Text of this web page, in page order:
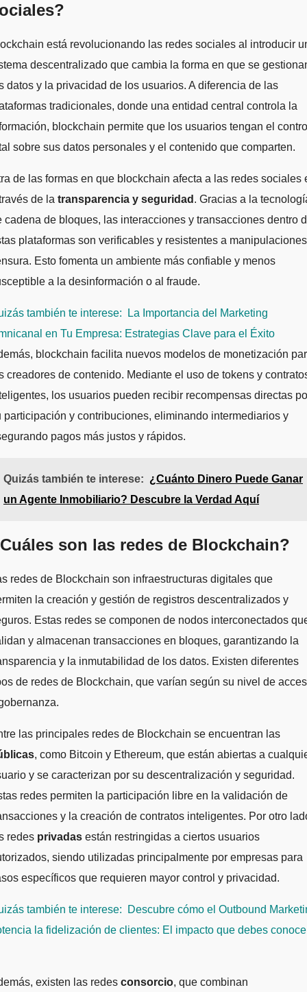
está revolucionando las redes sociales al introducir
descentralizado que cambia la forma en que se
datos y la privacidad de los usuarios. A diferencia de las
tradicionales, donde una entidad central controla la
blockchain permite que los usuarios tengan el
sobre sus datos personales y el contenido que comparten.
de las formas en que blockchain afecta a las redes sociales
de la transparencia y seguridad . Gracias a la
cadena de bloques, las interacciones y transacciones dentro
plataformas son verificables y resistentes a
Esto fomenta un ambiente más confiable y menos
a la desinformación o al fraude.
también te interese:
La Importancia del Marketing
en Tu Empresa: Estrategias Clave para el Éxito
blockchain facilita nuevos modelos de monetización
creadores de contenido. Mediante el uso de tokens y
los usuarios pueden recibir recompensas directas
participación y contribuciones, eliminando intermediarios y
pagos más justos y rápidos.
Quizás también te interese: ¿Cuánto Dinero Puede Ganar
un Agente Inmobiliario? Descubre la Verdad Aquí
son las redes de Blockchain?
redes de Blockchain son infraestructuras digitales que
la creación y gestión de registros descentralizados y
Estas redes se componen de nodos interconectados
y almacenan transacciones en bloques, garantizando la
y la inmutabilidad de los datos. Existen diferentes
de redes de Blockchain, que varían según su nivel de
las principales redes de Blockchain se encuentran las
, como Bitcoin y Ethereum, que están abiertas a
y se caracterizan por su descentralización y seguridad.
redes permiten la participación libre en la validación de
y la creación de contratos inteligentes. Por otro
redes privadas están restringidas a ciertos usuarios
siendo utilizadas principalmente por empresas para
específicos que requieren mayor control y privacidad.
también te interese:
Descubre cómo el Outbound
la fidelización de clientes: El impacto que debes
existen las redes consorcio, que combinan